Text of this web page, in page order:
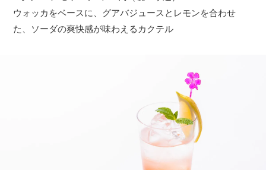
ウォッカをベースに、グアバジュースとレモンを合わせ
た、ソーダの爽快感が味わえるカクテル